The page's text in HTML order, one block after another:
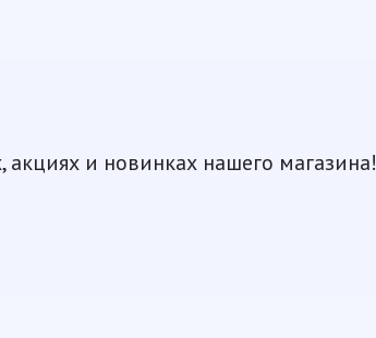
и новинках нашего магазина!